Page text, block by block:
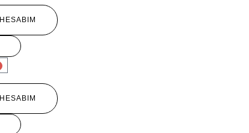
HESABIM
HESABIM